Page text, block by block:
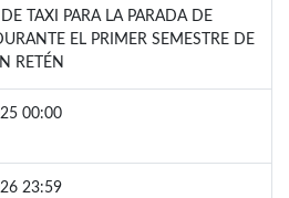
DE TAXI PARA LA PARADA DE
EL PRIMER SEMESTRE DE
RETÉN
00:00
23:59